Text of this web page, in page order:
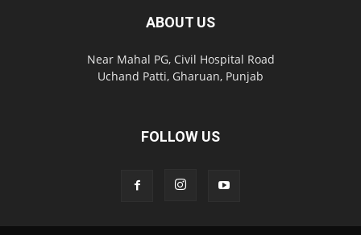
ABOUT US
Near Mahal PG, Civil Hospital Road
Uchand Patti, Gharuan, Punjab
FOLLOW US